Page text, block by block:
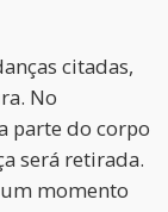
citadas,
No
parte do corpo
será retirada.
momento